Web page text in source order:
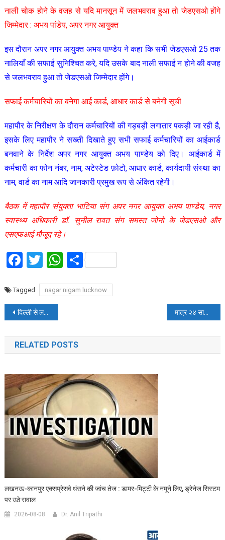
नाली चोक होने के वजह से यदि मानसून में जलभवराव हुआ तो जेडएसओ होंगे
जिम्मेदार : अभय पांडेय, अपर नगर आयुक्त
इस दौरान अपर नगर आयुक्त अभय पाण्डेय ने कहा कि सभी जेडएसओ 25 तक
नालियाँ की सफाई सुनिश्चित करे, यदि उसके बाद नाली सफाई न होने की वजह
से जलभवराव हुआ तो जेडएसओ जिम्मेदार होंगे।
सफाई कर्मचारियों का बनेगा आई कार्ड, आधार कार्ड से बनेगी सूची
महापौर के निरीक्षण के दौरान कर्मचारियों की गड़बड़ी लगातार पकड़ी जा रही है,
इसके लिए महापौर ने सख्ती दिखाते हुए सभी सफाई कर्मचारियों का आईकार्ड
बनवाने के निर्देश अपर नगर आयुक्त अभय पाण्डेय को दिए। आईकार्ड में
कर्मचारी का फोन नंबर, नाम, अटेस्टेड फ़ोटो, आधार कार्ड, कार्यदायी संस्था का
नाम, वार्ड का नाम आदि जानकारी प्रमुख रूप से अंकित रहेगी।
बैठक में महापौर संयुक्ता भाटिया संग अपर नगर आयुक्त अभय पाण्डेय, नगर
स्वास्थ्य अधिकारी डॉ. सुनील रावत संग समस्त जोनो के जेडएसओ और
एसएफआई मौजूद रहे।
Facebook
Twitter
WhatsApp
Share
Tagged nagar nigam lucknow
Post
navigation
दिल्ली से लखनऊ आ रही फ्लाइट वाराणसी डायवर्ट:अमौसी के पार्किंग स्टैंड में नहीं मिली जगह मात्र २४ साल की उम्र में शहीद हुए थे captain मनोज पाण्डेय
RELATED POSTS
लखनऊ-कानपुर एक्सप्रेसवे धंसने की जांच तेज : डामर-मिट्टी के नमूने लिए, ड्रेनेज सिस्टम
पर उठे सवाल
2026-08-08 Dr. Anil Tripathi